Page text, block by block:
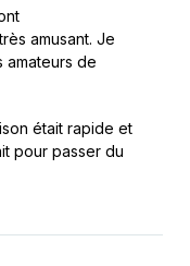
amusant. Je
amateurs de
était rapide et
pour passer du